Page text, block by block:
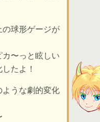
の球形ゲージが
〜っと眩しい
たよ！
うな劇的変化